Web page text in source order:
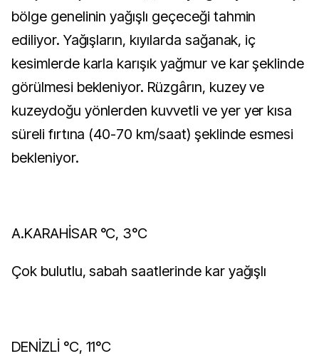
bölge genelinin yağışlı geçeceği tahmin
ediliyor. Yağışların, kıyılarda sağanak, iç
kesimlerde karla karışık yağmur ve kar şeklinde
görülmesi bekleniyor. Rüzgârın, kuzey ve
kuzeydoğu yönlerden kuvvetli ve yer yer kısa
süreli fırtına (40-70 km/saat) şeklinde esmesi
bekleniyor.
A.KARAHİSAR °C, 3°C
Çok bulutlu, sabah saatlerinde kar yağışlı
DENİZLİ °C, 11°C